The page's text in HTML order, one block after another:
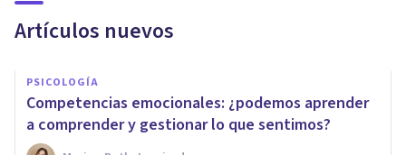
Artículos nuevos
PSICOLOGÍA
Competencias emocionales: ¿podemos aprender
a comprender y gestionar lo que sentimos?